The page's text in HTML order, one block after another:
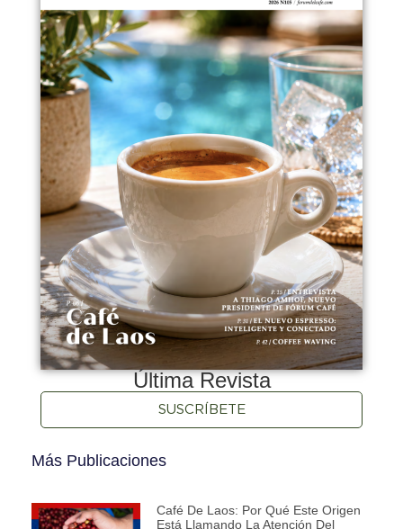
Última Revista
SUSCRÍBETE
Más Publicaciones
Café De Laos: Por Qué Este Origen
Está Llamando La Atención Del